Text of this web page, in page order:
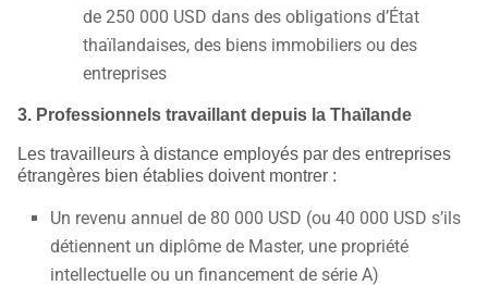
de 250 000 USD dans des obligations d’État
thaïlandaises, des biens immobiliers ou des
entreprises
3. Professionnels travaillant depuis la Thaïlande
Les travailleurs à distance employés par des entreprises
étrangères bien établies doivent montrer :
Un revenu annuel de 80 000 USD (ou 40 000 USD s’ils
détiennent un diplôme de Master, une propriété
intellectuelle ou un financement de série A)